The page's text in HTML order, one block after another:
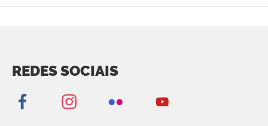
REDES SOCIAIS